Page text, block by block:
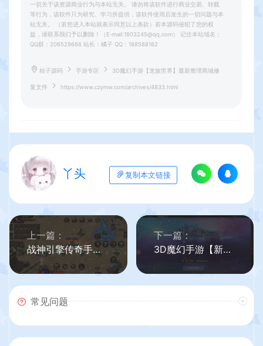
一切关于该资源商业行为与本站无关。 请勿将该软件进行商业交易、转载
等行为，该软件只为研究、学习所提供，该软件使用后发生的一切问题与本
站无关。 （若您进入本站就表示同意以上条款）若本源码侵犯了您的权
益，请联系我们予以删除！（E-mail:1803245@qq.com） 记住本站域名：
QQ群：206529666 站长：橘子 QQ：188588162
桔子源码 手游专区 3D魔幻手游【龙族世界】最新整理商城修
复文件 https://www.czymw.com/archives/4833.html
丫头 复制本文链接
上一篇：
战神引擎传奇手游【君临复古第三季】最新整理Win系服务端+安卓苹果双端+GM后台+详细搭建教程
下一篇：
3D魔幻手游【新剑与魔法】最新整理Linux手工服务端+工具+安卓苹果双端+GM后台+详细搭建教程+视频教程
常见问题